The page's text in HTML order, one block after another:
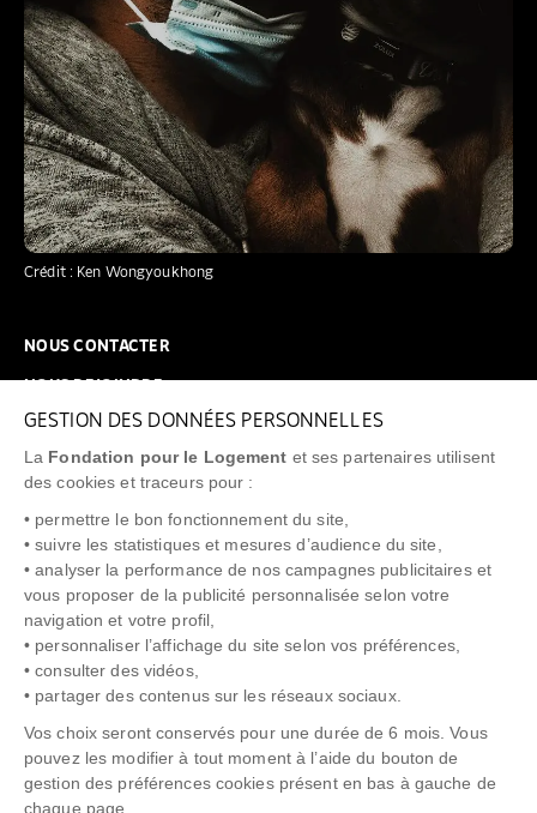
GESTION DES DONNÉES PERSONNELLES
La Fondation pour le Logement et ses partenaires utilisent
des cookies et traceurs pour :
• permettre le bon fonctionnement du site,
• suivre les statistiques et mesures d’audience du site,
• analyser la performance de nos campagnes publicitaires et
vous proposer de la publicité personnalisée selon votre
navigation et votre profil,
• personnaliser l’affichage du site selon vos préférences,
• consulter des vidéos,
• partager des contenus sur les réseaux sociaux.
Vos choix seront conservés pour une durée de 6 mois. Vous
pouvez les modifier à tout moment à l’aide du bouton de
gestion des préférences cookies présent en bas à gauche de
chaque page.
Crédit : Ken Wongyoukhong
NOUS CONTACTER
FAQ
NEWSLETTER
"Allô Prévention Expulsion" 0805 299 049